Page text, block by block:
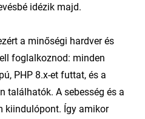
idézik majd.
a minőségi hardver és
foglalkoznod: minden
PHP 8.x-et futtat, és a
találhatók. A sebesség és a
kiindulópont. Így amikor